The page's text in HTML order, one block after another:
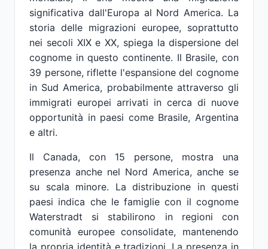
significativa dall'Europa al Nord America. La
storia delle migrazioni europee, soprattutto
nei secoli XIX e XX, spiega la dispersione del
cognome in questo continente. Il Brasile, con
39 persone, riflette l'espansione del cognome
in Sud America, probabilmente attraverso gli
immigrati europei arrivati in cerca di nuove
opportunità in paesi come Brasile, Argentina
e altri.
Il Canada, con 15 persone, mostra una
presenza anche nel Nord America, anche se
su scala minore. La distribuzione in questi
paesi indica che le famiglie con il cognome
Waterstradt si stabilirono in regioni con
comunità europee consolidate, mantenendo
la propria identità e tradizioni. La presenza in